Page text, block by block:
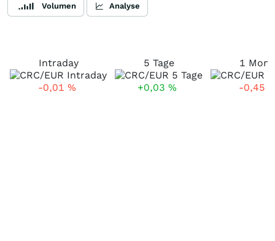
Volumen Analyse
Intraday
-0,01 %
5 Tage
+0,03 %
1
-0,45